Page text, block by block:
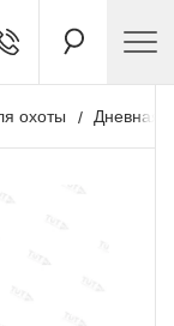
охоты Дневная